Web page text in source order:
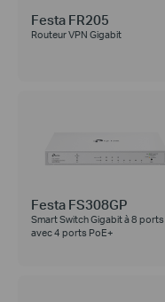
Festa FR205
Routeur VPN Gigabit
Festa FS308GP
Smart Switch Gigabit à 8 ports
avec 4 ports PoE+